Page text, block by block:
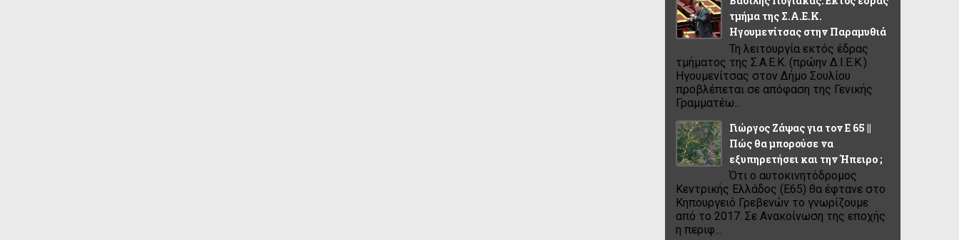
τμήμα της Σ.Α.Ε.Κ.
Ηγουμενίτσας στην Παραμυθιά
Τη λειτουργία εκτός έδρας
τμήματος της Σ.Α.Ε.Κ. (πρώην Δ.Ι.Ε.Κ.)
Ηγουμενίτσας στον Δήμο Σουλίου
προβλέπεται σε απόφαση της Γενικής
Γραμματέω...
Γιώργος Ζάψας για τον Ε 65 ||
Πώς θα μπορούσε να
εξυπηρετήσει και την Ήπειρο ;
Ότι ο αυτοκινητόδρομος
Κεντρικής Ελλάδος (Ε65) θα έφτανε στο
Κηπουργειό Γρεβενών το γνωρίζουμε
από το 2017. Σε Ανακοίνωση της εποχής
η περιφ...